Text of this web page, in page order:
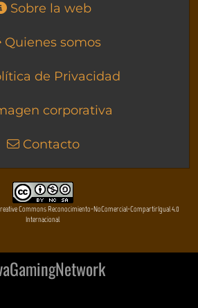
Sobre la web
Quienes somos
de Privacidad
corporativa
Contacto
Commons Reconocimiento-NoComercial-CompartirIgual 4.0
Internacional